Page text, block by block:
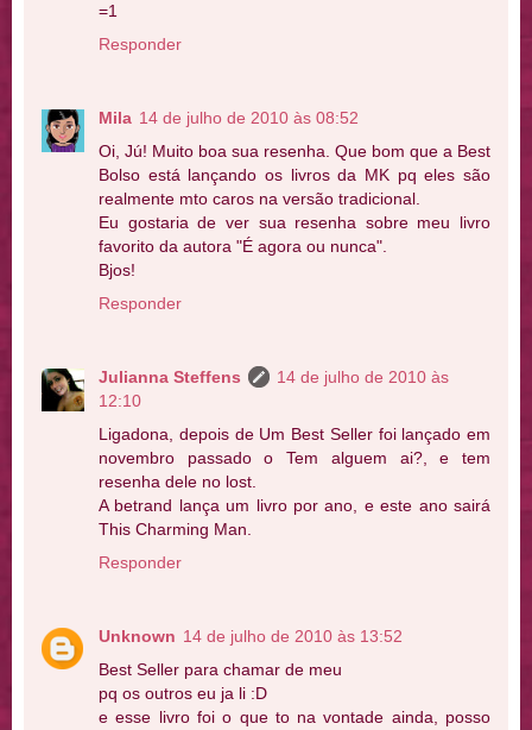
=1
Responder
Mila 14 de julho de 2010 às 08:52
Oi, Jú! Muito boa sua resenha. Que bom que a Best
Bolso está lançando os livros da MK pq eles são
realmente mto caros na versão tradicional.
Eu gostaria de ver sua resenha sobre meu livro
favorito da autora "É agora ou nunca".
Bjos!
Responder
Julianna Steffens
14 de julho de 2010 às
12:10
Ligadona, depois de Um Best Seller foi lançado em
novembro passado o Tem alguem ai?, e tem
resenha dele no lost.
A betrand lança um livro por ano, e este ano sairá
This Charming Man.
Responder
Unknown 14 de julho de 2010 às 13:52
Best Seller para chamar de meu
pq os outros eu ja li :D
e esse livro foi o que to na vontade ainda, posso